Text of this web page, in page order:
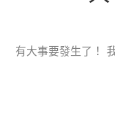
有大事要發生了！